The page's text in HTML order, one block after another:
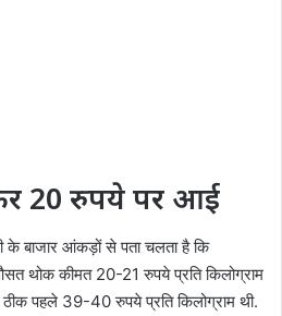
20 रुपये पर आई
के बाजार आंकड़ों से पता चलता है कि
थोक कीमत 20-21 रुपये प्रति किलोग्राम
ठीक पहले 39-40 रुपये प्रति किलोग्राम थी.